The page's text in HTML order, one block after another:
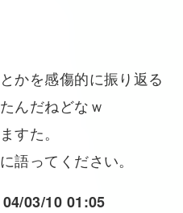
かを感傷的に振り返る
んだねどなｗ
すた。
語ってください。
03/10 01:05